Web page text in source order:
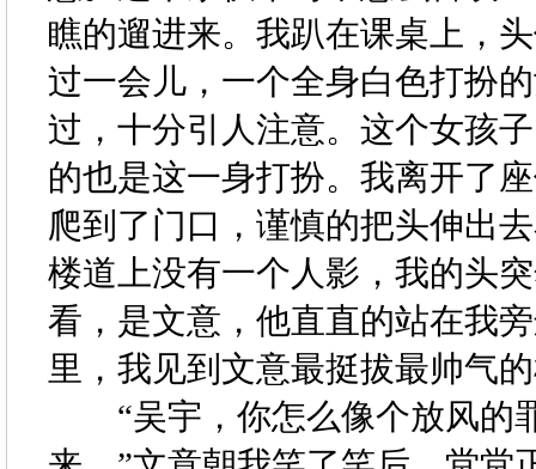
瞧的遛进来。我趴在课桌上，
过一会儿，一个全身白色打扮
过，十分引人注意。这个女孩
的也是这一身打扮。我离开了
爬到了门口，谨慎的把头伸出
楼道上没有一个人影，我的头
看，是文意，他直直的站在我
里，我见到文意最挺拔最帅气
“吴宇，你怎么像个放风的